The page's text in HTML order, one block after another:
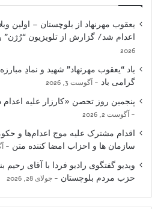
یعقوب مهرنهاد از بلوچستان – اولین
اعدام شد/ گزارش از تلویزیون “رُژن”
2026
یاد “یعقوب مهرنهاد” شهید و نمادِ
گرامی باد
آگوست 3, 2026
پنجمین روز تحصن «کارزار علیه
آگوست 2, 2026
اقدام مشترک علیه موج اعدام‌ها و
سازمان ها و احزاب امضا کننده متن
ویدیو گفتگوی رادیو فردا با آقای
حزب مردم بلوچستان
جولای 28, 2026